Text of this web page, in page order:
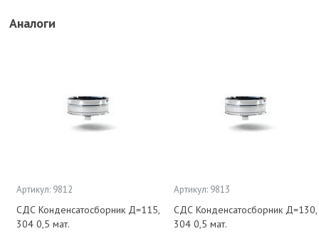
Аналоги
Артикул: 9812
СДС Конденсатосборник Д=115,
304 0,5 мат.
Артикул: 9813
СДС Конденсатосборник Д=130,
304 0,5 мат.